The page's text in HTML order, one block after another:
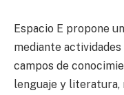
Espacio E propone
mediante
campos de
lenguaje y literatura,